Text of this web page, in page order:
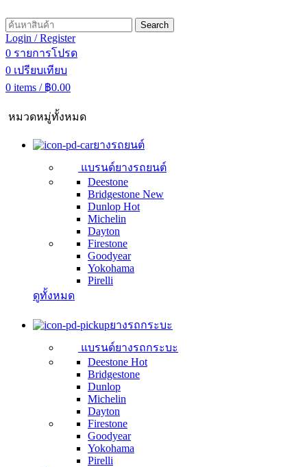
Search
Login / Register
0 รายการโปรด
0 เปรียบเทียบ
0 items / ฿0.00
หมวดหมู่ทั้งหมด
ยางรถยนต์
แบรนด์ยางรถยนต์
Deestone
Bridgestone New
Dunlop Hot
Michelin
Dayton
Firestone
Goodyear
Yokohama
Pirelli
ดูทั้งหมด
ยางรถกระบะ
แบรนด์ยางรถกระบะ
Deestone Hot
Bridgestone
Dunlop
Michelin
Dayton
Firestone
Goodyear
Yokohama
Pirelli